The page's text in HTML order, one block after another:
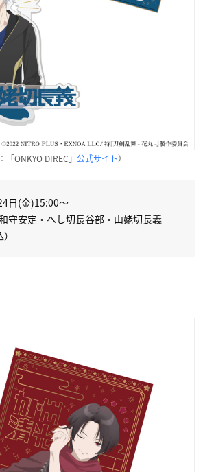
「ONKYO DIREC」 公式サイト）
日(金)15:00～
守安定・へし切長谷部・山姥切長義